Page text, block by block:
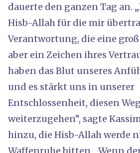
dauerte den ganzen Tag an.
Hisb-Allah für die mir
Verantwortung, die eine
aber ein Zeichen ihres
haben das Blut unseres
und es stärkt uns in unserer
Entschlossenheit, diesen Weg
weiterzugehen“, sagte
hinzu, die Hisb-Allah werde
Waffenruhe bitten. „Wenn